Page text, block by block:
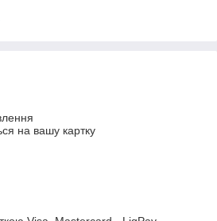
на вашу картку